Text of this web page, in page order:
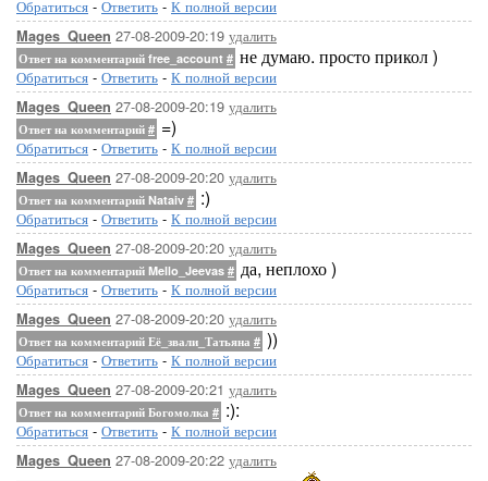
Обратиться - Ответить - К полной версии
Mages_Queen 27-08-2009-20:19 удалить
Ответ на комментарий free_account # не думаю. просто прикол )
Обратиться - Ответить - К полной версии
Mages_Queen 27-08-2009-20:19 удалить
Ответ на комментарий # =)
Обратиться - Ответить - К полной версии
Mages_Queen 27-08-2009-20:20 удалить
Ответ на комментарий Nataiv # :)
Обратиться - Ответить - К полной версии
Mages_Queen 27-08-2009-20:20 удалить
Ответ на комментарий Mello_Jeevas # да, неплохо )
Обратиться - Ответить - К полной версии
Mages_Queen 27-08-2009-20:20 удалить
Ответ на комментарий Её_звали_Татьяна # ))
Обратиться - Ответить - К полной версии
Mages_Queen 27-08-2009-20:21 удалить
Ответ на комментарий Богомолка # :):
Обратиться - Ответить - К полной версии
Mages_Queen 27-08-2009-20:22 удалить